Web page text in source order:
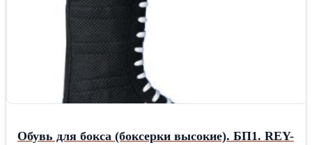
Обувь для бокса (боксерки высокие). БП1. REY-